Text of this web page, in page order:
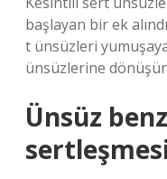
başlayan bir ek
t ünsüzleri
ünsüzlerine
Ünsüz